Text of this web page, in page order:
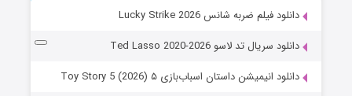
دانلود فیلم ضربه شانس Lucky Strike 2026
دانلود سریال تد لاسو Ted Lasso 2020-2026
دانلود انیمیشن داستان اسباب‌بازی ۵ Toy Story 5 (2026)